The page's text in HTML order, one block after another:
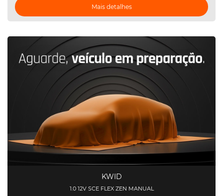
Mais detalhes
KWID
1.0 12V SCE FLEX ZEN MANUAL